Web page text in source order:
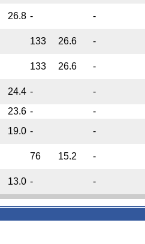
26.8 - -
133 26.6 -
133 26.6 -
24.4 -
-
23.6 -
-
19.0 - -
76 15.2 -
13.0 - -